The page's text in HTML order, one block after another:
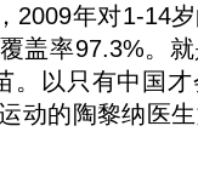
2009年对1-14
盖率97.3%。
。以只有中国
动的陶黎纳医